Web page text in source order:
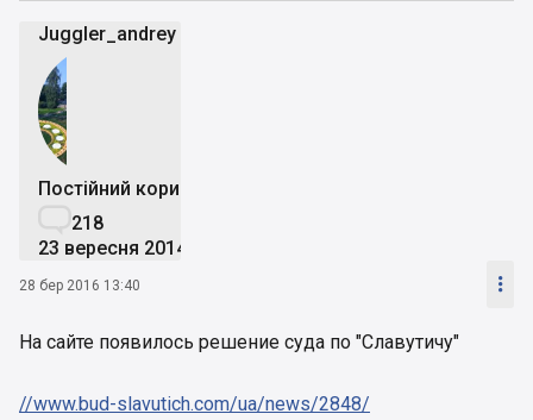
Juggler_andrey
Постійний користувач
218
23 вересня 2014
28 бер 2016 13:40 
На сайте появилось решение суда по "Славутичу"
//www.bud-slavutich.com/ua/news/2848/